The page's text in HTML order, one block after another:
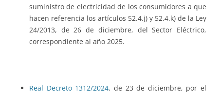
suministro de electricidad de los consumidores a que
hacen referencia los artículos 52.4.j) y 52.4.k) de la Ley
24/2013, de 26 de diciembre, del Sector Eléctrico,
correspondiente al año 2025.
Real Decreto 1312/2024, de 23 de diciembre, por el